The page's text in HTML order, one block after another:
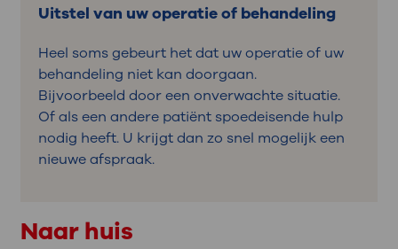
Uitstel van uw operatie of behandeling
Heel soms gebeurt het dat uw operatie of uw
behandeling niet kan doorgaan.
Bijvoorbeeld door een onverwachte situatie.
Of als een andere patiënt spoedeisende hulp
nodig heeft. U krijgt dan zo snel mogelijk een
nieuwe afspraak.
Naar huis